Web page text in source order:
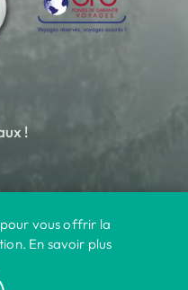
!
pour vous offrir la
En savoir plus